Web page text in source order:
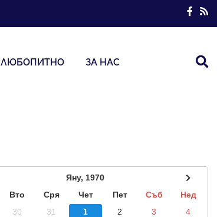
ЛЮБОПИТНО ЗА НАС
Яну, 1970
Вто Сря Чет Пет Съб
Нед
30 31 1 2 3
4